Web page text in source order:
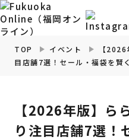
福岡の観光・お
TOP イベント
【
目店舗7選！セール・福袋を賢
【2026年版】ら
り注目店舗7選！